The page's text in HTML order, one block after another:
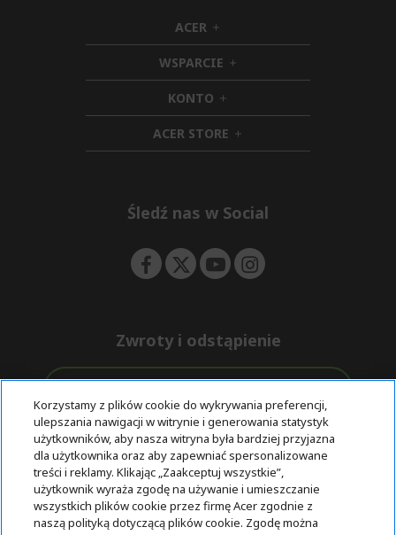
ACER h
i
d
d
e
n
WSPARCIE h
i
d
e
n
KONTO h
i
d
d
ACER STORE h
i
e
Śledź nas w Social
Zwroty i odstąpienie
Darmowa
ekspresowa
dostawa
Wsparcie
przed i po
zakupie
Bezpieczne
płatności
© 2025 Acer Inc.
Firma CPYou BV jest autoryzowanym sprzedawcą produktów i
Korzystamy z plików cookie do wykrywania preferencji,
ulepszania nawigacji w witrynie i generowania statystyk
użytkowników, aby nasza witryna była bardziej przyjazna
dla użytkownika oraz aby zapewniać spersonalizowane
treści i reklamy. Klikając „Zaakceptuj wszystkie”,
użytkownik wyraża zgodę na używanie i umieszczanie
wszystkich plików cookie przez firmę Acer zgodnie z
naszą polityką dotyczącą plików cookie. Zgodę można